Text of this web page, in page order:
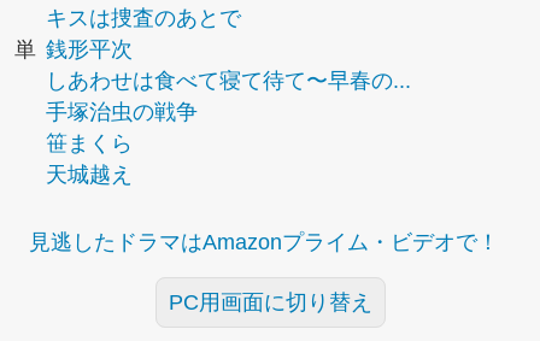
キスは捜査のあとで
単 銭形平次
しあわせは食べて寝て待て〜早春の...
手塚治虫の戦争
笹まくら
天城越え
見逃したドラマはAmazonプライム・ビデオで！
PC用画面に切り替え